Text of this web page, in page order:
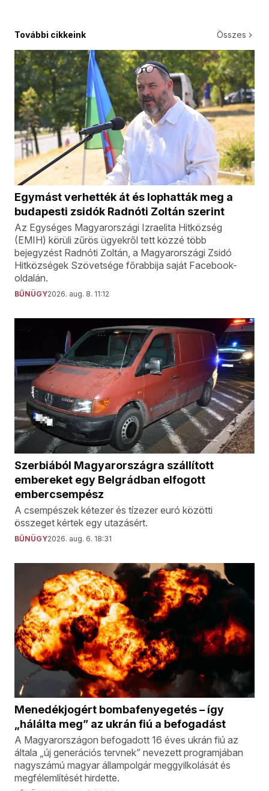
További cikkeink Összes
Egymást verhették át és lophatták meg a
budapesti zsidók Radnóti Zoltán szerint
Az Egységes Magyarországi Izraelita Hitközség
(EMIH) körüli zűrös ügyekről tett közzé több
bejegyzést Radnóti Zoltán, a Magyarországi Zsidó
Hitközségek Szövetsége főrabbija saját Facebook-
oldalán.
BŰNÜGY2026. aug. 8. 11:12
Szerbiából Magyarországra szállított
embereket egy Belgrádban elfogott
embercsempész
A csempészek kétezer és tízezer euró közötti
összeget kértek egy utazásért.
BŰNÜGY2026. aug. 6. 18:31
Menedékjogért bombafenyegetés – így
„hálálta meg” az ukrán fiú a befogadást
A Magyarországon befogadott 16 éves ukrán fiú az
általa „új generációs tervnek” nevezett programjában
nagyszámú magyar állampolgár meggyilkolását és
megfélemlítését hirdette.